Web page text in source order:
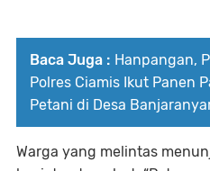
Baca Juga : Hanpangan,
Polres Ciamis Ikut Panen
Petani di Desa
Warga yang melintas